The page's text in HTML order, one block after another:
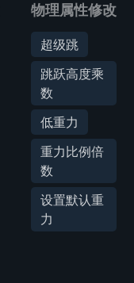
物理属性修改
超级跳
跳跃高度乘
数
低重力
重力比例倍
数
设置默认重
力